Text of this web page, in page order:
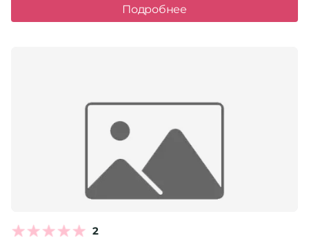
Подробнее
2